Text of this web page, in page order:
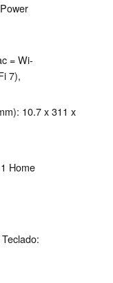
= Wi-
7),
10.7 x 311 x
Home